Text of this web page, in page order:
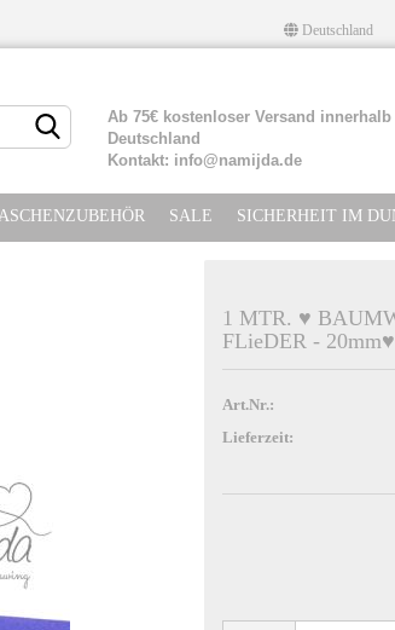
Deutschland
Passwort vergessen?
Ab 75€ kostenloser Versand innerhalb
Deutschland
Kontakt: info@namijda.de
SALE SICHERHEIT IM
1 MTR. ♥
FLieDER - 20mm♥
Art.Nr.:
Lieferzeit: